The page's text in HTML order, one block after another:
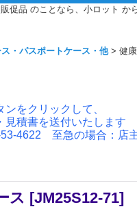
促品 のことなら、小ロット
・パスポートケース・他 > 健
をクリックして、
積書を送付いたします
4622 至急の場合：店
ス [JM25S12-71]